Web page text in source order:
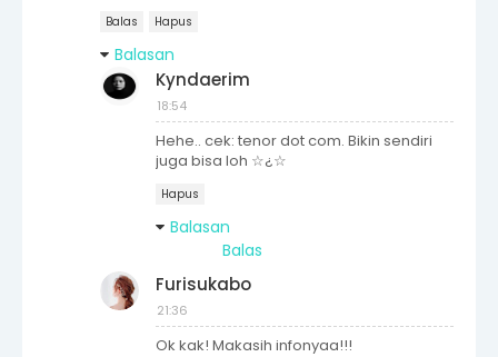
Balas Hapus
Balasan
Kyndaerim
18:54
Hehe.. cek: tenor dot com. Bikin sendiri
juga bisa loh ☆¿☆
Hapus
Balasan
Balas
Furisukabo
21:36
Ok kak! Makasih infonyaa!!!